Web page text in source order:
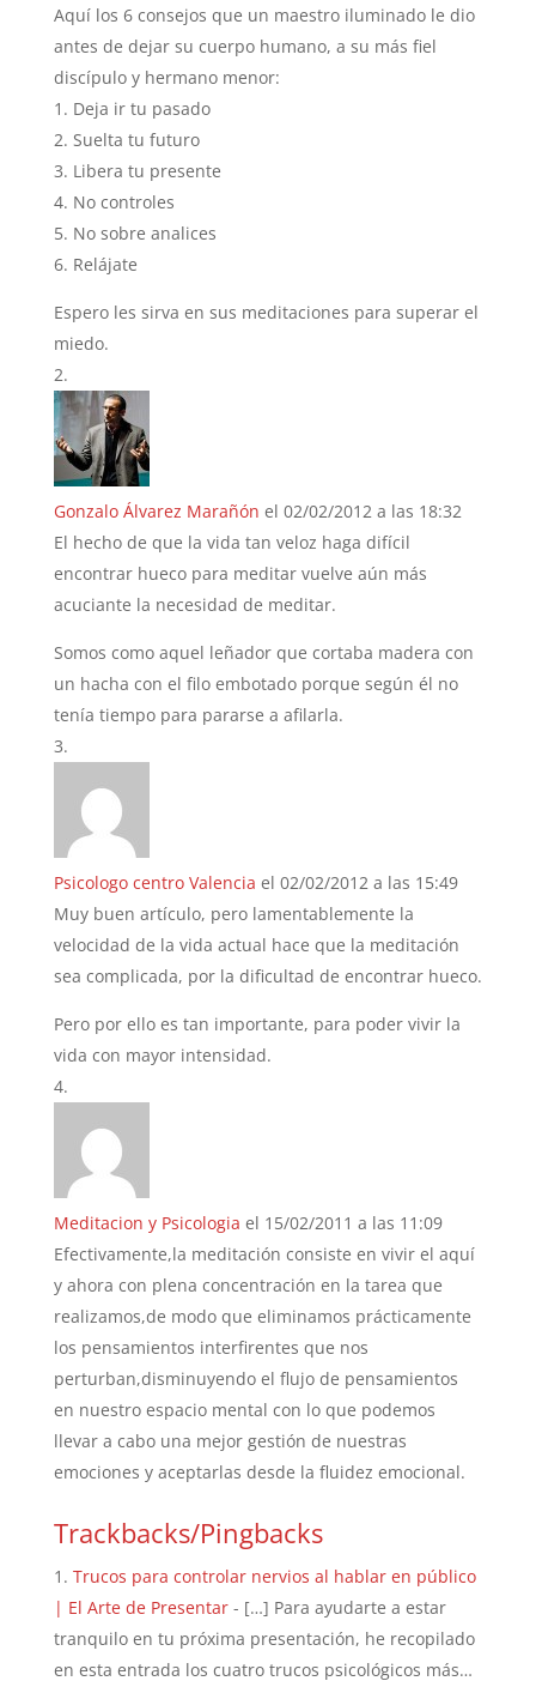
Aquí los 6 consejos que un maestro iluminado le dio
antes de dejar su cuerpo humano, a su más fiel
discípulo y hermano menor:
1. Deja ir tu pasado
2. Suelta tu futuro
3. Libera tu presente
4. No controles
5. No sobre analices
6. Relájate
Espero les sirva en sus meditaciones para superar el
miedo.
Gonzalo Álvarez Marañón el 02/02/2012 a las 18:32
El hecho de que la vida tan veloz haga difícil
encontrar hueco para meditar vuelve aún más
acuciante la necesidad de meditar.
Somos como aquel leñador que cortaba madera con
un hacha con el filo embotado porque según él no
tenía tiempo para pararse a afilarla.
Psicologo centro Valencia el 02/02/2012 a las 15:49
Muy buen artículo, pero lamentablemente la
velocidad de la vida actual hace que la meditación
sea complicada, por la dificultad de encontrar hueco.
Pero por ello es tan importante, para poder vivir la
vida con mayor intensidad.
Meditacion y Psicologia el 15/02/2011 a las 11:09
Efectivamente,la meditación consiste en vivir el aquí
y ahora con plena concentración en la tarea que
realizamos,de modo que eliminamos prácticamente
los pensamientos interfirentes que nos
perturban,disminuyendo el flujo de pensamientos
en nuestro espacio mental con lo que podemos
llevar a cabo una mejor gestión de nuestras
emociones y aceptarlas desde la fluidez emocional.
Trackbacks/Pingbacks
Trucos para controlar nervios al hablar en público
| El Arte de Presentar- […] Para ayudarte a estar
tranquilo en tu próxima presentación, he recopilado
en esta entrada los cuatro trucos psicológicos más…